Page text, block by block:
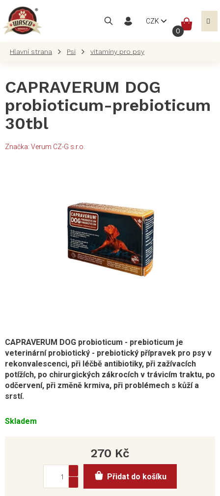
obsah
CZK
Psi vitamíny pro psy
CAPRAVERUM DOG
probioticum-prebioticum
30tbl
Značka: Verum CZ-G s.r.o.
Skladem
CAPRAVERUM DOG probioticum - prebioticum je
veterinární probiotický - prebiotický přípravek pro psy v
rekonvalescenci, při léčbě antibiotiky, při zažívacích
potížích, po chirurgických zákrocích v trávicím traktu, po
odčervení, při změně krmiva, při problémech s kůží a
srstí.
270 Kč
cena:
Přidat do košíku